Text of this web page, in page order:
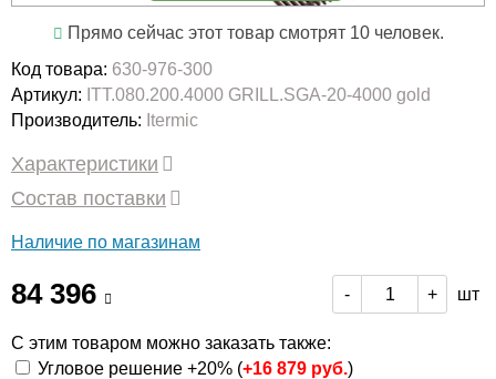
Прямо сейчас этот товар смотрят 10 человек.
Код товара: 630-976-300
Артикул: ITT.080.200.4000 GRILL.SGA-20-4000 gold
Производитель: Itermic
Характеристики
Состав поставки
Наличие по магазинам
84 396 - + шт
С этим товаром можно заказать также:
Угловое решение +20% (+16 879 руб.)